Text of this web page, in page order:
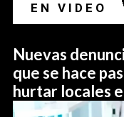
EN VIDEO
Nuevas
que se hace
hurtar locales